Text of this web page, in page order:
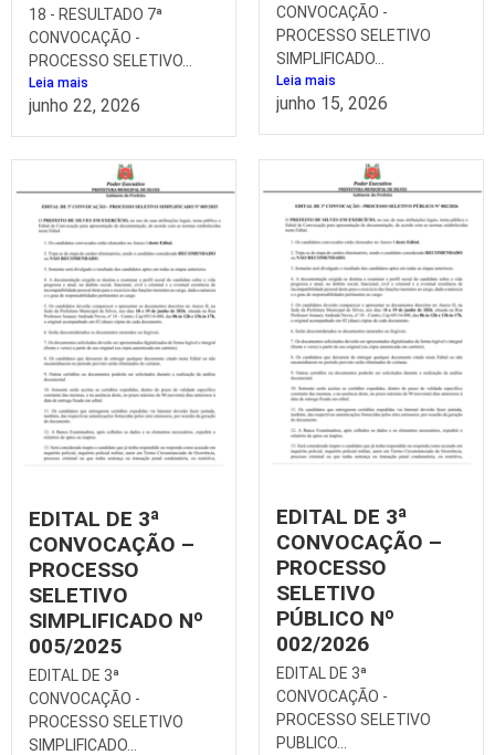
18 - RESULTADO 7ª
CONVOCAÇÃO -
PROCESSO SELETIVO...
Leia mais
junho 22, 2026
CONVOCAÇÃO -
PROCESSO SELETIVO
SIMPLIFICADO...
Leia mais
junho 15, 2026
EDITAL DE 3ª
CONVOCAÇÃO –
PROCESSO
SELETIVO
SIMPLIFICADO Nº
005/2025
EDITAL DE 3ª
CONVOCAÇÃO -
PROCESSO SELETIVO
SIMPLIFICADO...
EDITAL DE 3ª
CONVOCAÇÃO –
PROCESSO
SELETIVO
PÚBLICO Nº
002/2026
EDITAL DE 3ª
CONVOCAÇÃO -
PROCESSO SELETIVO
PUBLICO...